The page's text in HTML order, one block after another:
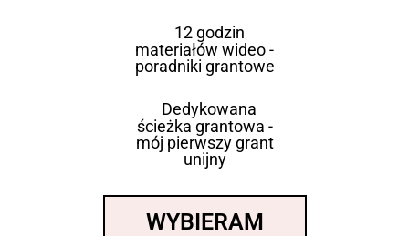
12 godzin
materiałów wideo -
poradniki grantowe
Dedykowana
ścieżka grantowa -
mój pierwszy grant
unijny
WYBIERAM